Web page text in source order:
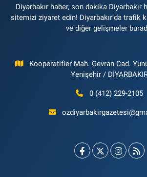
Diyarbakır haber, son dakika Diyarbakır
sitemizi ziyaret edin! Diyarbakır'da trafik
ve diğer gelişmeler
Kooperatifler Mah. Gevran Cad.
Yenişehir /
0 (412) 229-2105